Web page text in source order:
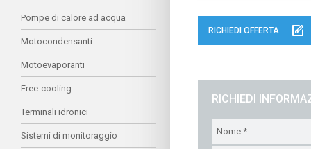
Pompe di calore ad acqua
Motocondensanti
Motoevaporanti
Free-cooling
Terminali idronici
Sistemi di monitoraggio
RICHIEDI OFFERTA
RICHIEDI